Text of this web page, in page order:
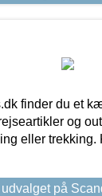
finder du et
og
eller trekking.
udvalget på